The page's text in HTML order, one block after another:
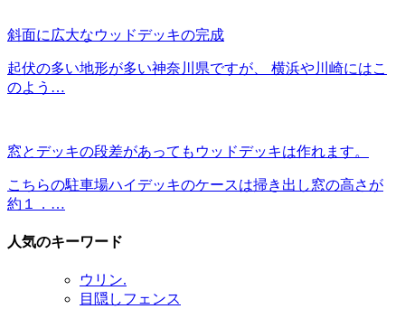
斜面に広大なウッドデッキの完成
起伏の多い地形が多い神奈川県ですが、 横浜や川崎にはこ
のよう…
窓とデッキの段差があってもウッドデッキは作れます。
こちらの駐車場ハイデッキのケースは掃き出し窓の高さが
約１．…
人気のキーワード
ウリン.
目隠しフェンス